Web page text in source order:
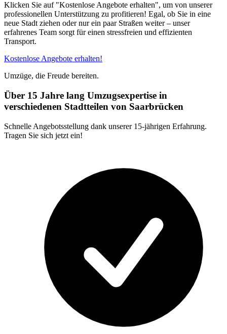
Klicken Sie auf "Kostenlose Angebote erhalten", um von unserer
professionellen Unterstützung zu profitieren! Egal, ob Sie in eine
neue Stadt ziehen oder nur ein paar Straßen weiter – unser
erfahrenes Team sorgt für einen stressfreien und effizienten
Transport.
Kostenlose Angebote erhalten!
Umzüge, die Freude bereiten.
Über 15 Jahre lang Umzugsexpertise in
verschiedenen Stadtteilen von Saarbrücken
Schnelle Angebotsstellung dank unserer 15-jährigen Erfahrung.
Tragen Sie sich jetzt ein!